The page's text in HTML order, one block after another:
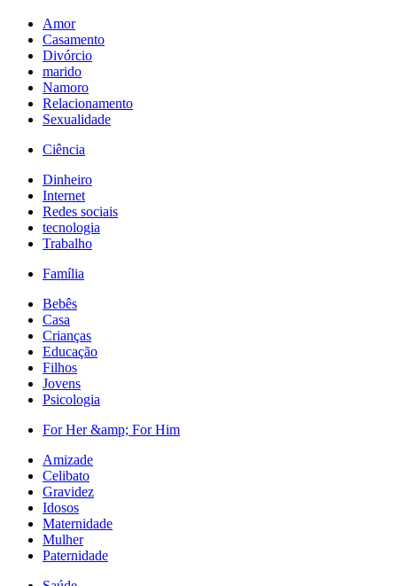
Amor
Casamento
Divórcio
marido
Namoro
Relacionamento
Sexualidade
Ciência
Dinheiro
Internet
Redes sociais
tecnologia
Trabalho
Família
Bebês
Casa
Crianças
Educação
Filhos
Jovens
Psicologia
For Her &amp; For Him
Amizade
Celibato
Gravidez
Idosos
Maternidade
Mulher
Paternidade